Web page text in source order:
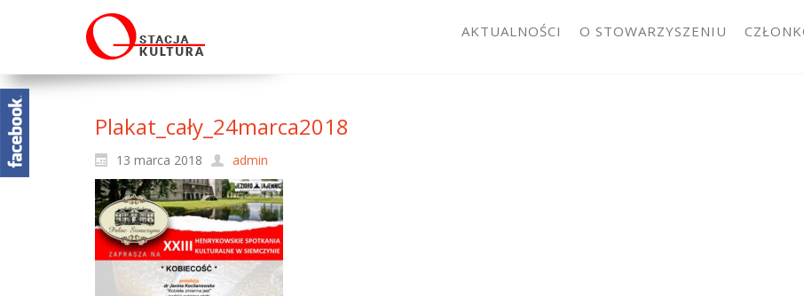
AKTUALNOŚCI O STOWARZYSZENIU
Plakat_cały_24marca2018
13 marca 2018 admin